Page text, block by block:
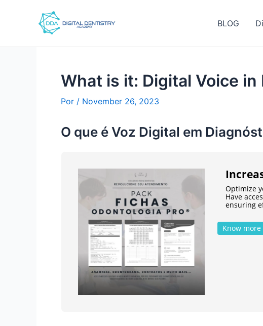
BLOG
What is it: Digital Voice
Por / November 26, 2023
O que é Voz Digital em
Optimize
Have
ensuring
Know more
navigation